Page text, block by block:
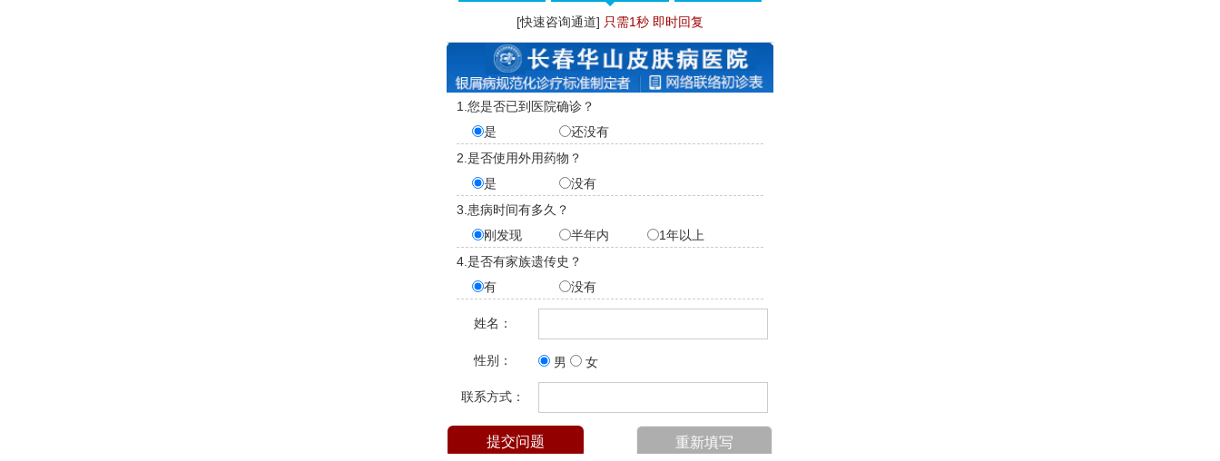
[快速咨询通道] 只需1秒 即时回复
1.您是否已到医院确诊？
是
还没有
2.是否使用外用药物？
是
没有
3.患病时间有多久？
刚发现
半年内
1年以上
4.是否有家族遗传史？
有
没有
姓名：
性别： 男 女
联系方式：